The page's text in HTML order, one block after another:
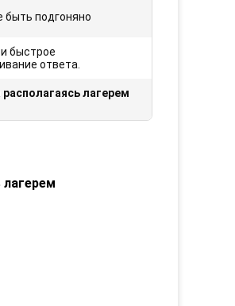
быть подгоняно
быстрое
ответа.
лагерем
лагерем